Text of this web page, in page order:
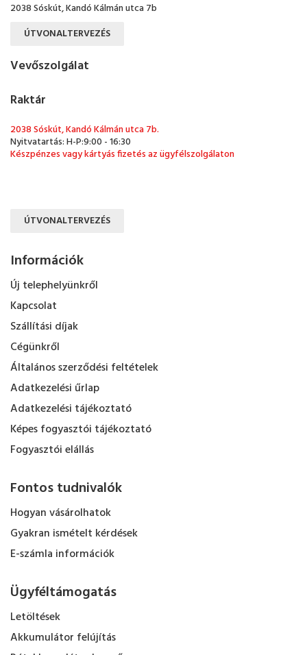
2038 Sóskút, Kandó Kálmán utca 7b
ÚTVONALTERVEZÉS
Vevőszolgálat
Raktár
2038 Sóskút, Kandó Kálmán utca 7b.
Nyitvatartás: H-P:9:00 - 16:30
Készpénzes vagy kártyás fizetés az ügyfélszolgálaton
ÚTVONALTERVEZÉS
Információk
Új telephelyünkről
Kapcsolat
Szállítási díjak
Cégünkről
Általános szerződési feltételek
Adatkezelési űrlap
Adatkezelési tájékoztató
Képes fogyasztói tájékoztató
Fogyasztói elállás
Fontos tudnivalók
Hogyan vásárolhatok
Gyakran ismételt kérdések
E-számla információk
Ügyféltámogatás
Letöltések
Akkumulátor felújítás